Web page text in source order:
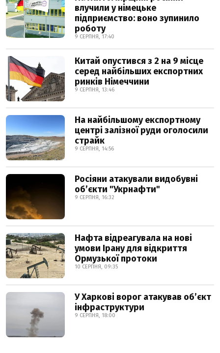
влучили у німецьке
підприємство: воно зупинило
роботу
9 СЕРПНЯ, 17:40
Китай опустився з 2 на 9 місце
серед найбільших експортних
ринків Німеччини
9 СЕРПНЯ, 13:46
На найбільшому експортному
центрі залізної руди оголосили
страйк
9 СЕРПНЯ, 14:56
Росіяни атакували видобувні
обʼєкти "Укрнафти"
9 СЕРПНЯ, 16:32
Нафта відреагувала на нові
умови Ірану для відкриття
Ормузької протоки
10 СЕРПНЯ, 09:35
У Харкові ворог атакував обʼєкт
інфраструктури
9 СЕРПНЯ, 18:00